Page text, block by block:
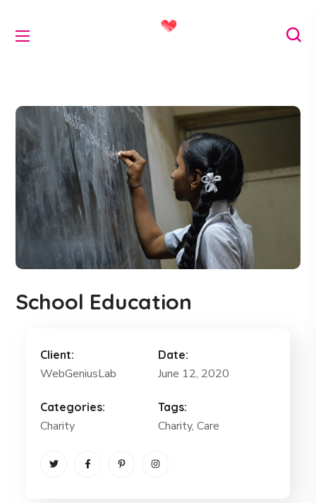
School Education
Client:
WebGeniusLab
Date:
June 12, 2020
Categories:
Charity
Tags:
Charity, Care